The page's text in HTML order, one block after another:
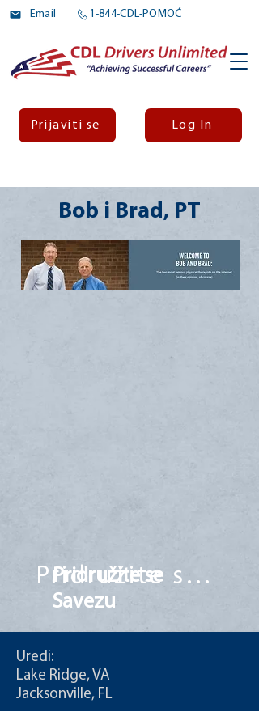
Email 1-844-CDL-POMOĆ
Prijaviti se Log In
Bob i Brad, PT
Pridružite se
Savezu
Pridružite se Savezu
Uredi:
Lake Ridge, VA
Jacksonville, FL